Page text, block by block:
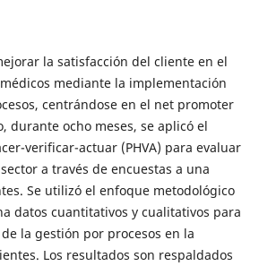
la satisfacción del cliente en el
mediante la implementación
centrándose en el net promoter
durante ocho meses, se aplicó el
verificar-actuar (PHVA) para evaluar
a través de encuestas a una
Se utilizó el enfoque metodológico
datos cuantitativos y cualitativos para
la gestión por procesos en la
Los resultados son respaldados